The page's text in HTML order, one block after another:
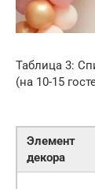
Таблица 3:
(на 10-15
Элемент
декора